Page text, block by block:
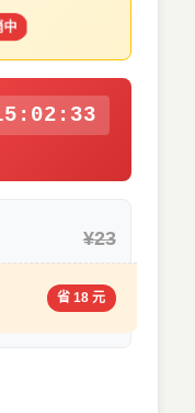
中
¥23
省 18 元